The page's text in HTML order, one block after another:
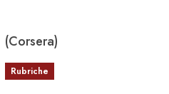
(Corsera)
Rubriche